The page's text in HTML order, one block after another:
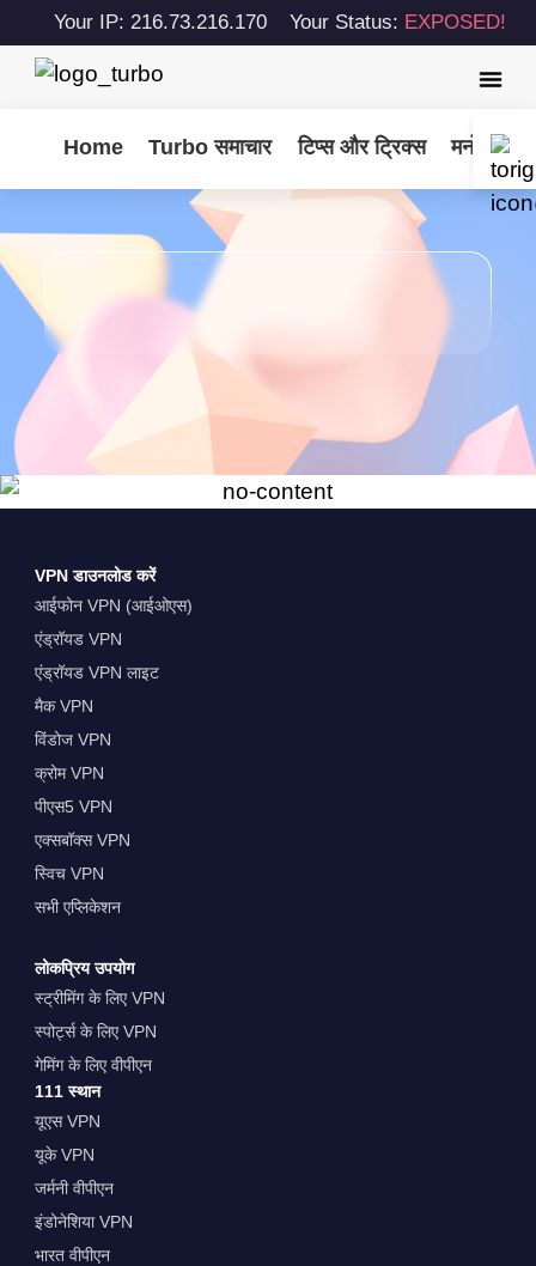
Your IP: 216.73.216.170 Your Status: EXPOSED!
Home Turbo समाचार टिप्स और ट्रिक्स मनोरंजन
VPN डाउनलोड करें
आईफोन VPN (आईओएस)
एंड्रॉयड VPN
एंड्रॉयड VPN लाइट
मैक VPN
विंडोज VPN
क्रोम VPN
पीएस5 VPN
एक्सबॉक्स VPN
स्विच VPN
सभी एप्लिकेशन
लोकप्रिय उपयोग
स्ट्रीमिंग के लिए VPN
स्पोर्ट्स के लिए VPN
गेमिंग के लिए वीपीएन
111 स्थान
यूएस VPN
यूके VPN
जर्मनी वीपीएन
इंडोनेशिया VPN
भारत वीपीएन